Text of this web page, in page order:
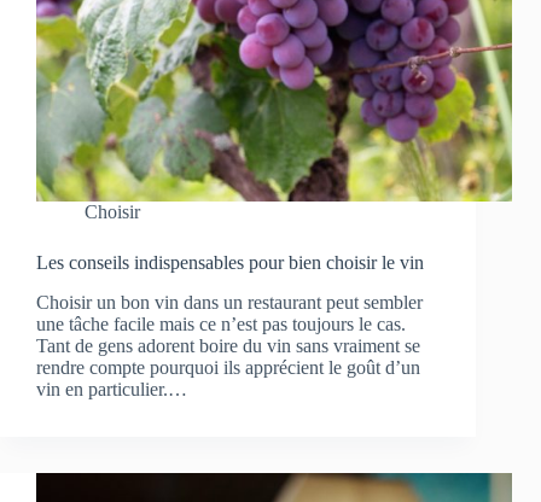
Choisir
Les conseils indispensables pour bien choisir le vin
Choisir un bon vin dans un restaurant peut sembler
une tâche facile mais ce n’est pas toujours le cas.
Tant de gens adorent boire du vin sans vraiment se
rendre compte pourquoi ils apprécient le goût d’un
vin en particulier.…